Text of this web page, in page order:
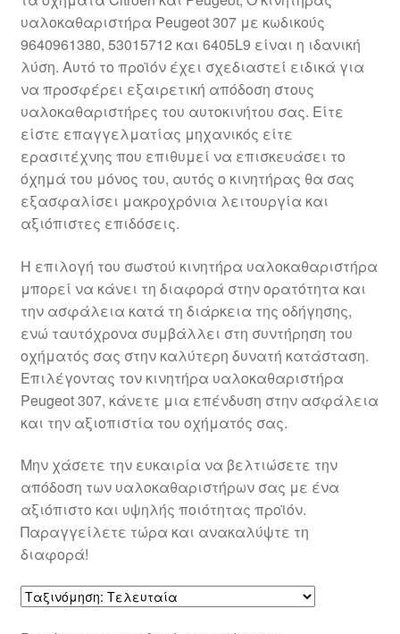
Μεταφορά
Ο λογαριασμός μου
Ολοκλήρωση αγοράς
Οροι και Προϋποθέσεις
Παγκόσμια αποστολή
πληρωμές
Πολιτική Απορρήτου
Σχετικά με εμάς
υαλοκαθαριστήρα Peugeot 307 με κωδικούς
9640961380, 53015712 και 6405L9 είναι η ιδανική
λύση. Αυτό το προϊόν έχει σχεδιαστεί ειδικά για
να προσφέρει εξαιρετική απόδοση στους
υαλοκαθαριστήρες του αυτοκινήτου σας. Είτε
είστε επαγγελματίας μηχανικός είτε
ερασιτέχνης που επιθυμεί να επισκευάσει το
όχημά του μόνος του, αυτός ο κινητήρας θα σας
εξασφαλίσει μακροχρόνια λειτουργία και
αξιόπιστες επιδόσεις.
Η επιλογή του σωστού κινητήρα υαλοκαθαριστήρα
μπορεί να κάνει τη διαφορά στην ορατότητα και
την ασφάλεια κατά τη διάρκεια της οδήγησης,
ενώ ταυτόχρονα συμβάλλει στη συντήρηση του
οχήματός σας στην καλύτερη δυνατή κατάσταση.
Επιλέγοντας τον κινητήρα υαλοκαθαριστήρα
Peugeot 307, κάνετε μια επένδυση στην ασφάλεια
και την αξιοπιστία του οχήματός σας.
Μην χάσετε την ευκαιρία να βελτιώσετε την
απόδοση των υαλοκαθαριστήρων σας με ένα
αξιόπιστο και υψηλής ποιότητας προϊόν.
Παραγγείλετε τώρα και ανακαλύψτε τη
διαφορά!